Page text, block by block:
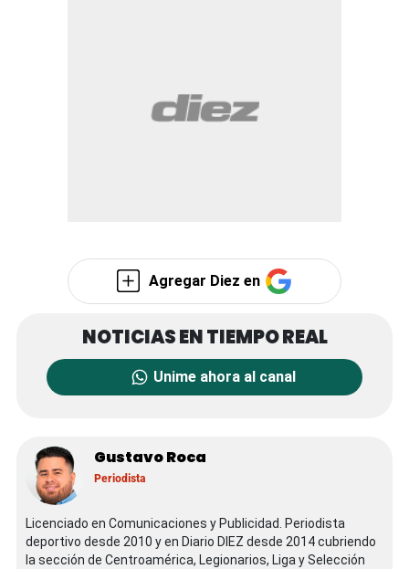
Agregar Diez en
Unime ahora al canal
Gustavo Roca
Periodista
Licenciado en Comunicaciones y Publicidad. Periodista
deportivo desde 2010 y en Diario DIEZ desde 2014 cubriendo
la sección de Centroamérica, Legionarios, Liga y Selección